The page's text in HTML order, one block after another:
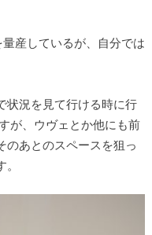
産しているが、自分では
状況を見て行ける時に行
が、ウヴェとか他にも前
のあとのスペースを狙っ